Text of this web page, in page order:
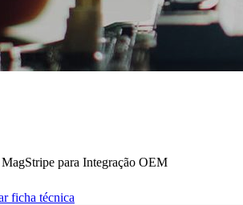
para Integração OEM
ficha técnica